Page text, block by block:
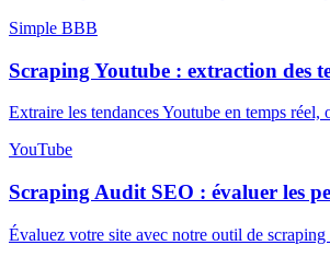
Simple BBB
Scraping Youtube : extraction des
Extraire les tendances Youtube en temps
YouTube
Scraping Audit SEO : évaluer les
Évaluez votre site avec notre outil de